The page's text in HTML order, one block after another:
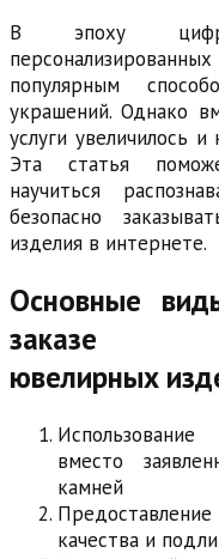
В эпоху
популярным
украшений. Однако
услуги увеличилось
Эта статья
научиться
безопасно
изделия в интернете.
Основные
заказе
ювелирных
вместо
камней
качества и